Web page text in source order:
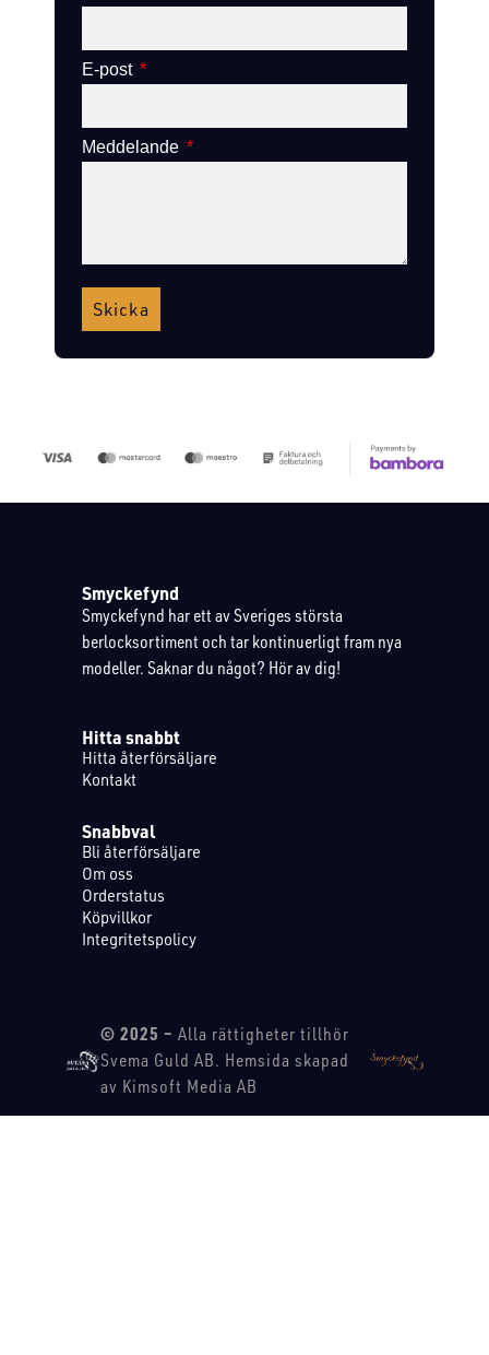
E-post
Meddelande
Skicka
Smyckefynd
Smyckefynd har ett av Sveriges största
berlocksortiment och tar kontinuerligt fram nya
modeller. Saknar du något? Hör av dig!
Hitta snabbt
Hitta återförsäljare
Kontakt
Snabbval
Bli återförsäljare
Om oss
Orderstatus
Köpvillkor
Integritetspolicy
© 2025 – Alla rättigheter tillhör
Svema Guld AB. Hemsida skapad
av Kimsoft Media AB